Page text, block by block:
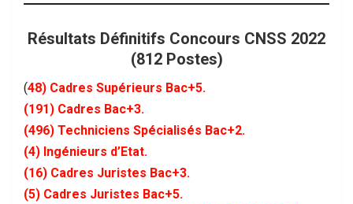
Résultats Définitifs Concours CNSS 2022
(812 Postes)
(48) Cadres Supérieurs Bac+5.
(191) Cadres Bac+3.
(496) Techniciens Spécialisés Bac+2.
(4) Ingénieurs d’Etat.
(16) Cadres Juristes Bac+3.
(5) Cadres Juristes Bac+5.